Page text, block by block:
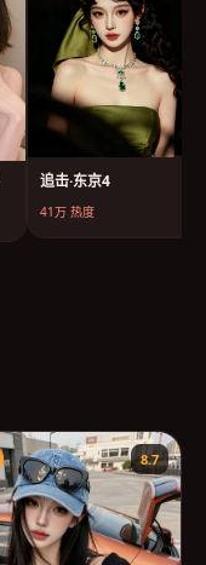
追击·东京4
41万 热度
8.7